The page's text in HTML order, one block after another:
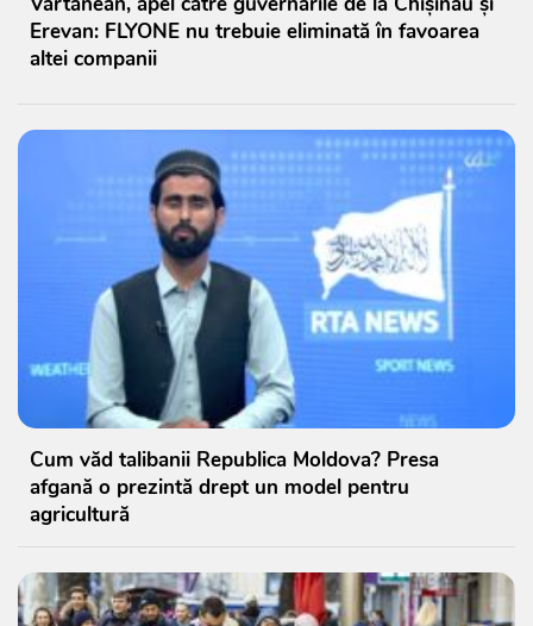
Erevan: FLYONE nu trebuie eliminată în favoarea
altei companii
Cum văd talibanii Republica Moldova? Presa
afgană o prezintă drept un model pentru
agricultură